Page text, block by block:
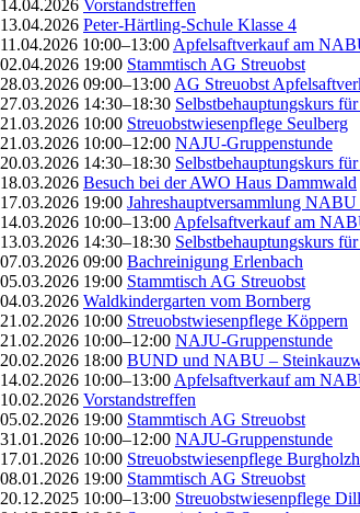
14.04.2026 Vorstandstreffen
13.04.2026 Peter-Härtling-Schule Klasse 4
11.04.2026 10:00–13:00 Apfelsaftverkauf am
02.04.2026 19:00 Stammtisch AG Streuobst
28.03.2026 09:00–13:00 AG Streuobst
27.03.2026 14:30–18:30 Selbstbehauptungskurs
21.03.2026 10:00 Streuobstwiesenpflege Seulberg
21.03.2026 10:00–12:00 NAJU-Gruppenstunde
20.03.2026 14:30–18:30 Selbstbehauptungskurs
18.03.2026 Besuch bei der AWO Haus Dammwald
17.03.2026 19:00 Jahreshauptversammlung
14.03.2026 10:00–13:00 Apfelsaftverkauf am
13.03.2026 14:30–18:30 Selbstbehauptungskurs
07.03.2026 09:00 Bachreinigung Erlenbach
05.03.2026 19:00 Stammtisch AG Streuobst
04.03.2026 Waldkindergarten vom Bornberg
21.02.2026 10:00 Streuobstwiesenpflege Köppern
21.02.2026 10:00–12:00 NAJU-Gruppenstunde
20.02.2026 18:00 BUND und NABU –
14.02.2026 10:00–13:00 Apfelsaftverkauf am
10.02.2026 Vorstandstreffen
05.02.2026 19:00 Stammtisch AG Streuobst
31.01.2026 10:00–12:00 NAJU-Gruppenstunde
17.01.2026 10:00 Streuobstwiesenpflege
08.01.2026 19:00 Stammtisch AG Streuobst
20.12.2025 10:00–13:00 Streuobstwiesenpflege